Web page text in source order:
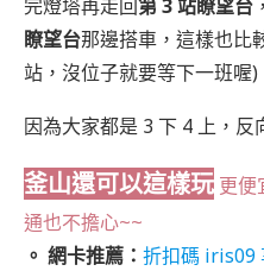
完燈塔再走回第 3 站瞭望台
瞭望台那邊搭車，這樣也比
站，沒位子就要等下一班喔)
因為大家都是 3 下 4 上，
釜山還可以這樣玩 更便
通也不擔心~~
。 網卡推薦： 折扣碼 iris09